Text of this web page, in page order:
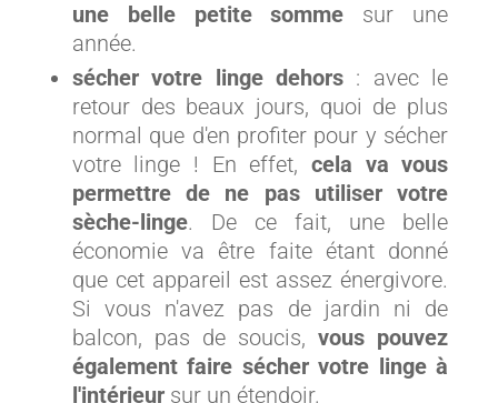
une belle petite somme sur une
année.
sécher votre linge dehors : avec le
retour des beaux jours, quoi de plus
normal que d'en profiter pour y sécher
votre linge ! En effet, cela va vous
permettre de ne pas utiliser votre
sèche-linge. De ce fait, une belle
économie va être faite étant donné
que cet appareil est assez énergivore.
Si vous n'avez pas de jardin ni de
balcon, pas de soucis,vous pouvez
également faire sécher votre linge à
l'intérieursur un étendoir.